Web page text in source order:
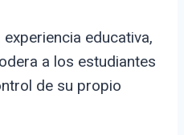
educativa,
a los estudiantes
de su propio